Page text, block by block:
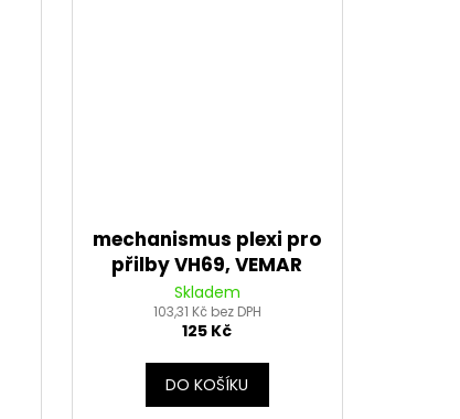
mechanismus plexi pro
přilby VH69, VEMAR
(černý)
Skladem
103,31 Kč bez DPH
125 Kč
DO KOŠÍKU